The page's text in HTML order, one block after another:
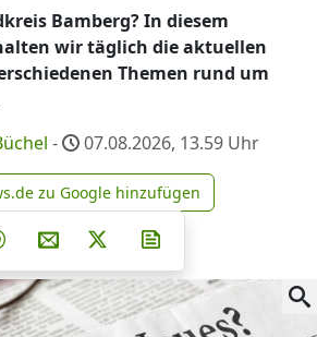
Bamberg? In diesem
wir täglich die aktuellen
Themen rund um
- 07.08.2026, 13.59 Uhr
news.de zu Google
zu Google hinzufügen
Teilen auf Facebook
Teilen auf Whatsapp
Teilen auf Telegram
Teilen auf Pinterest
Per E-Mail teilen
Post auf X